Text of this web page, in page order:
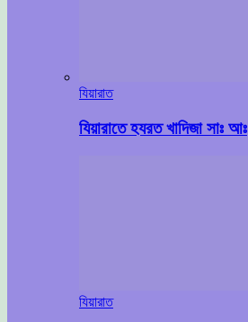
যিয়ারাত
যিয়ারাতে হযরত খাদিজা সাঃ আঃ
যিয়ারাত